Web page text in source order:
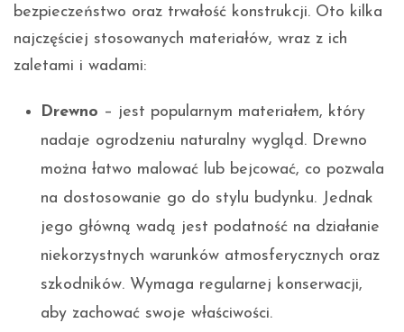
bezpieczeństwo oraz trwałość konstrukcji. Oto kilka
najczęściej stosowanych materiałów, wraz z ich
zaletami i wadami:
Drewno – jest popularnym materiałem, który
nadaje ogrodzeniu naturalny wygląd. Drewno
można łatwo malować lub bejcować, co pozwala
na dostosowanie go do stylu budynku. Jednak
jego główną wadą jest podatność na działanie
niekorzystnych warunków atmosferycznych oraz
szkodników. Wymaga regularnej konserwacji,
aby zachować swoje właściwości.